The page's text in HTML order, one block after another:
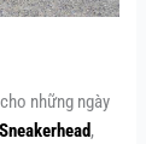
những ngày
Sneakerhead,